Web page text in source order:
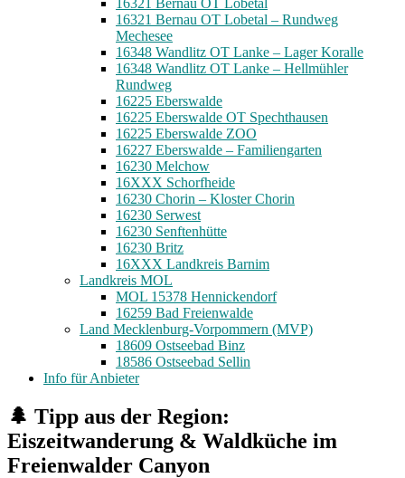
16321 Bernau OT Lobetal – Rundweg
Mechesee
16348 Wandlitz OT Lanke – Lager Koralle
16348 Wandlitz OT Lanke – Hellmühler
Rundweg
16225 Eberswalde
16225 Eberswalde OT Spechthausen
16225 Eberswalde ZOO
16227 Eberswalde – Familiengarten
16230 Melchow
16XXX Schorfheide
16230 Chorin – Kloster Chorin
16230 Serwest
16230 Senftenhütte
16230 Britz
16XXX Landkreis Barnim
Landkreis MOL
MOL 15378 Hennickendorf
16259 Bad Freienwalde
Land Mecklenburg-Vorpommern (MVP)
18609 Ostseebad Binz
18586 Ostseebad Sellin
Info für Anbieter
🌲 Tipp aus der Region:
Eiszeitwanderung & Waldküche im
Freienwalder Canyon